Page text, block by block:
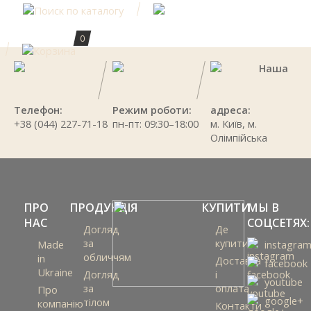
0
Телефон:
+38 (044) 227-71-18
Режим роботи:
пн-пт: 09:30–18:00
Наша
адреса:
м. Київ, м.
Олімпійська
ПРО
НАС
Made
in
Ukraine
Про
компанію
ПРОДУКЦІЯ
Догляд
за
обличчям
Догляд
за
тілом
КУПИТИ
Де
купити
Доставка
і
оплата
Контакти
МЫ В
СОЦСЕТЯХ:
instagram
facebook
youtube
google+